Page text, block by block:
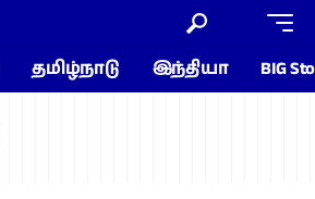
தமிழ்நாடு இந்தியா BIG